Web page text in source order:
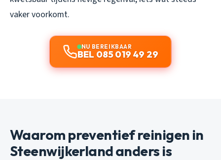
vaker voorkomt.
NU BEREIKBAAR
BEL 085 019 49 29
Waarom preventief reinigen in
Steenwijkerland anders is